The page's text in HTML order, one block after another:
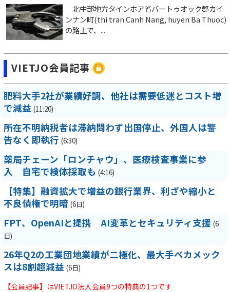
北中部地方タインホア省バートゥオック郡カイ
ンナン町(thi tran Canh Nang, huyen Ba Thuoc)
の路上で、...
VIETJO会員記事
肥料大手2社が業績好調、他社は需要低迷とコスト増
で減益 (11:20)
所在不明納税者は滞納問わず出国停止、外国人は警
告なく即執行 (6:30)
薬局チェーン「ロンチャウ」、医療検査事業に参
入 自宅で検体採取も (4:16)
【特集】融資拡大で増益の銀行業界、利ざや縮小と
不良債権で明暗 (6日)
FPT、OpenAIと提携 AI変革とセキュリティ支援 (6
日)
26年Q2の工業団地業績が二極化、最大手ベカメック
スは8割超減益 (6日)
【会員記事】はVIETJO法人会員9つの特典の1つです